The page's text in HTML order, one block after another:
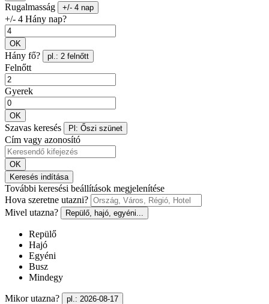
Rugalmasság +/- 4 nap
+/- 4 Hány nap?
OK
Hány fő? pl.: 2 felnőtt
Felnőtt
Gyerek
OK
Szavas keresés Pl: Őszi szünet
Cím vagy azonosító
OK
Keresés indítása
További keresési beállítások megjelenítése
Hova szeretne utazni?
Mivel utazna?
Repülő, hajó, egyéni...
Repülő
Hajó
Egyéni
Busz
Mindegy
Mikor utazna? pl.: 2026-08-17